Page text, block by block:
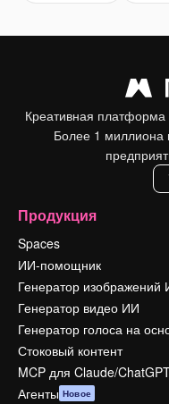
Креативная
Более 1 миллиона
Продукция
Spaces
ИИ-помощник
Генератор изображений
Генератор видео ИИ
Генератор голоса на
Стоковый контент
MCP для Claude/
Агенты Новое